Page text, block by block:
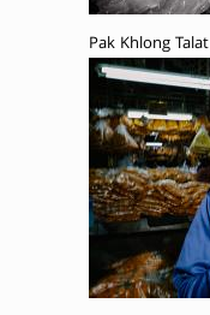
Pak Khlong Talat